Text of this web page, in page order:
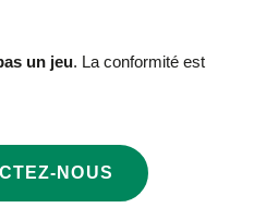
un jeu. La conformité est
NOUS